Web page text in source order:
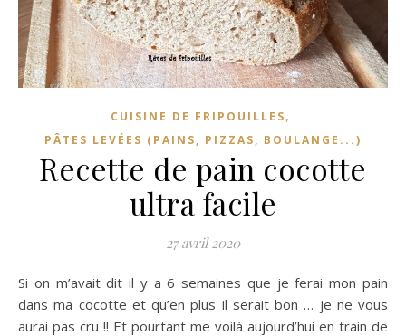
CUISINE DE FRIPOUILLES,
PÂTES LEVÉES (PAINS, PIZZAS, BOULANGE...)
Recette de pain cocotte
ultra facile
27 avril 2020
Si on m’avait dit il y a 6 semaines que je ferai mon pain
dans ma cocotte et qu’en plus il serait bon … je ne vous
aurai pas cru !! Et pourtant me voilà aujourd’hui en train de